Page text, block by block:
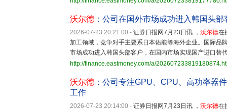
沃尔德 ：公司在国外市场成功进入韩国头
2026-07-23 20:21:00 - 证券日报网7月23日讯 ， 沃尔德在
加工领域，竞争对手主要系日本佑能等海外企业。国际品
市场成功进入韩国头部客户，在国内市场实现国产进口替
http://finance.eastmoney.com/a/
沃尔德 ：公司专注GPU、CPU、高功率器
工作
2026-07-23 20:14:00 - 证券日报网7月23日讯 ， 沃尔德在